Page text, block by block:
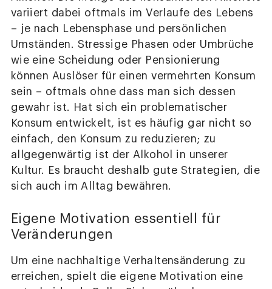
variiert dabei oftmals im Verlaufe des Lebens
– je nach Lebensphase und persönlichen
Umständen. Stressige Phasen oder Umbrüche
wie eine Scheidung oder Pensionierung
können Auslöser für einen vermehrten Konsum
sein – oftmals ohne dass man sich dessen
gewahr ist. Hat sich ein problematischer
Konsum entwickelt, ist es häufig gar nicht so
einfach, den Konsum zu reduzieren; zu
allgegenwärtig ist der Alkohol in unserer
Kultur. Es braucht deshalb gute Strategien, die
sich auch im Alltag bewähren.
Eigene Motivation essentiell für
Veränderungen
Um eine nachhaltige Verhaltensänderung zu
erreichen, spielt die eigene Motivation eine